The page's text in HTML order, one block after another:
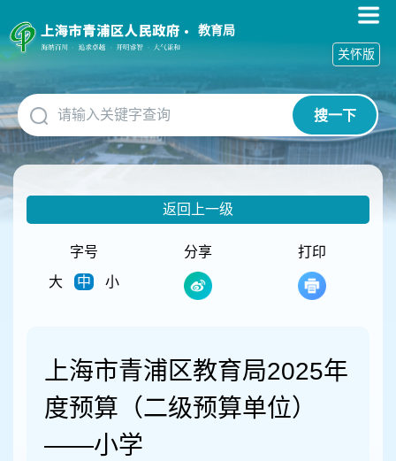
障
碍
作
说
明
跳
到
网
教育局
搜一下
关怀版
返回上一级
字号
大
中 小
分享 打印
上海市青浦区教育局2025年
度预算（二级预算单位）
——小学